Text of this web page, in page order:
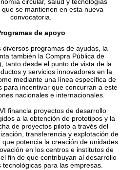
circular, salud y tecnologías
que se mantienen en esta nueva
convocatoria.
de apoyo
diversos programas de ayudas, la
también la Compra Pública de
tanto desde el punto de vista de la
y servicios innovadores en la
mediante una línea específica de
para incentivar que concurran a este
nacionales e internacionales.
financia proyectos de desarrollo
a la obtención de prototipos y la
de proyectos piloto a través del
transferencia y explotación de
que potencia la creación de unidades
en los centros e institutos de
fin de que contribuyan al desarrollo
tecnológicas para las empresas.